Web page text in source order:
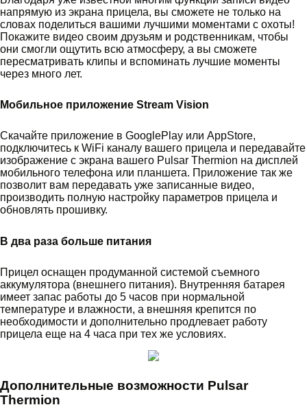
напрямую из экрана прицела, вы сможете не только на
словах поделиться вашими лучшими моментами с охоты!
Покажите видео своим друзьям и родственникам, чтобы
они смогли ощутить всю атмосферу, а вы сможете
пересматривать клипы и вспоминать лучшие моменты
через много лет.
Мобильное приложение Stream Vision
Скачайте приложение в GooglePlay или AppStore,
подключитесь к WiFi каналу вашего прицела и передавайте
изображение с экрана вашего Pulsar Thermion на дисплей
мобильного телефона или планшета. Приложение так же
позволит вам передавать уже записанные видео,
производить полную настройку параметров прицела и
обновлять прошивку.
В два раза больше питания
Прицел оснащен продуманной системой съемного
аккумулятора (внешнего питания). Внутренняя батарея
имеет запас работы до 5 часов при нормальной
температуре и влажности, а внешняя крепится по
необходимости и дополнительно продлевает работу
прицела еще на 4 часа при тех же условиях.
Дополнительные возможности Pulsar
Thermion